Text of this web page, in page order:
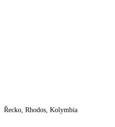
Řecko, Rhodos, Kolymbia